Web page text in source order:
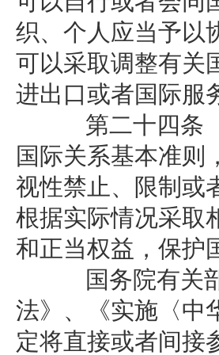
织、个人应当予以
可以采取调整有关
进出口或者国际服
第二十四条
国际关系基本准则
视性禁止、限制或
根据实际情况采取
和正当权益，保护
国务院有关部
法》、《实施〈中
定将直接或者间接